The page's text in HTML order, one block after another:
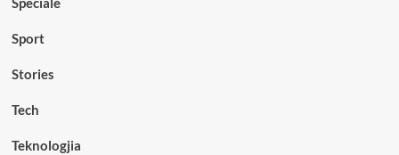
Sport
Stories
Tech
Teknologjia